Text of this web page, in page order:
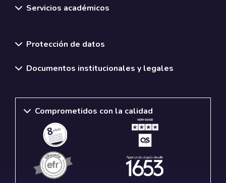
Servicios académicos
Protección de datos
Documentos institucionales y legales
Comprometidos con la calidad